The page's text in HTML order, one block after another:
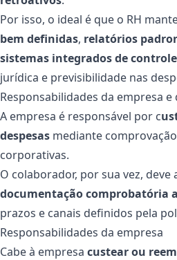
Por isso, o ideal é que o RH
bem definidas, relatórios
sistemas integrados de controle
jurídica e previsibilidade nas
Responsabilidades da empresa
A empresa é responsável por c
despesas mediante
corporativas.
O colaborador, por sua vez, deve
documentação comprobatória
prazos e canais definidos pela
Responsabilidades da empresa
Cabe à empresa custear ou